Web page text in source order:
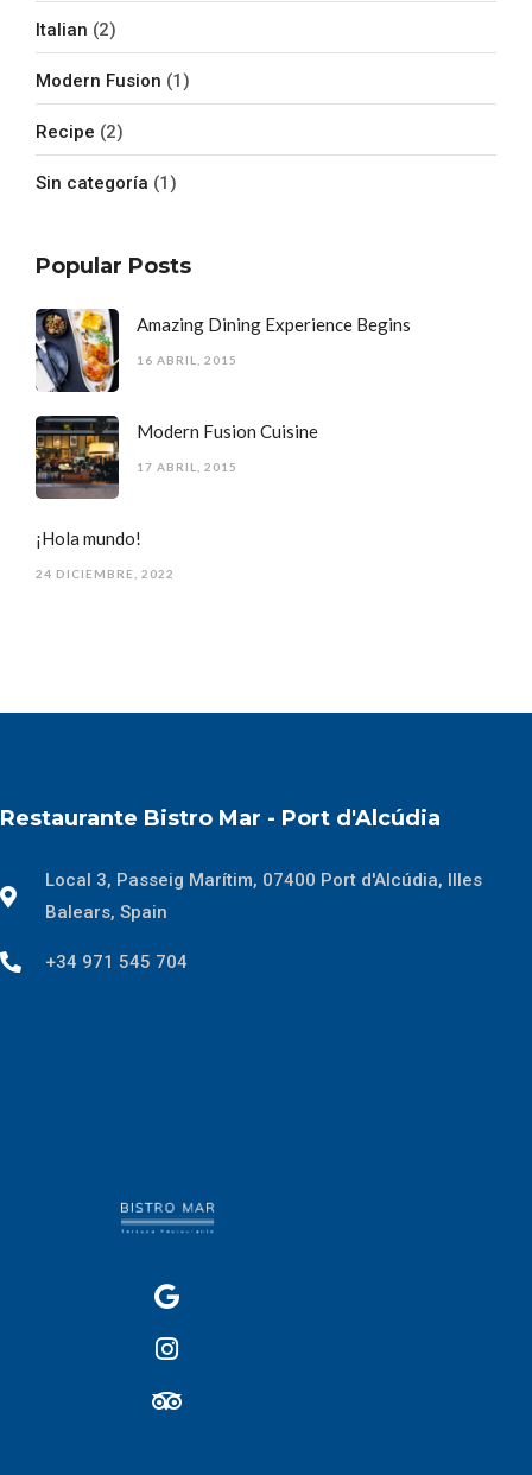
Italian (2)
Modern Fusion (1)
Recipe (2)
Sin categoría (1)
Popular Posts
Amazing Dining Experience Begins
16 ABRIL, 2015
Modern Fusion Cuisine
17 ABRIL, 2015
¡Hola mundo!
24 DICIEMBRE, 2022
Restaurante Bistro Mar - Port d'Alcúdia
Local 3, Passeig Marítim, 07400 Port d'Alcúdia, Illes
Balears, Spain
+34 971 545 704